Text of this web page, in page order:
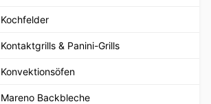
Kochfelder
Kontaktgrills & Panini-Grills
Konvektionsöfen
Mareno Backbleche